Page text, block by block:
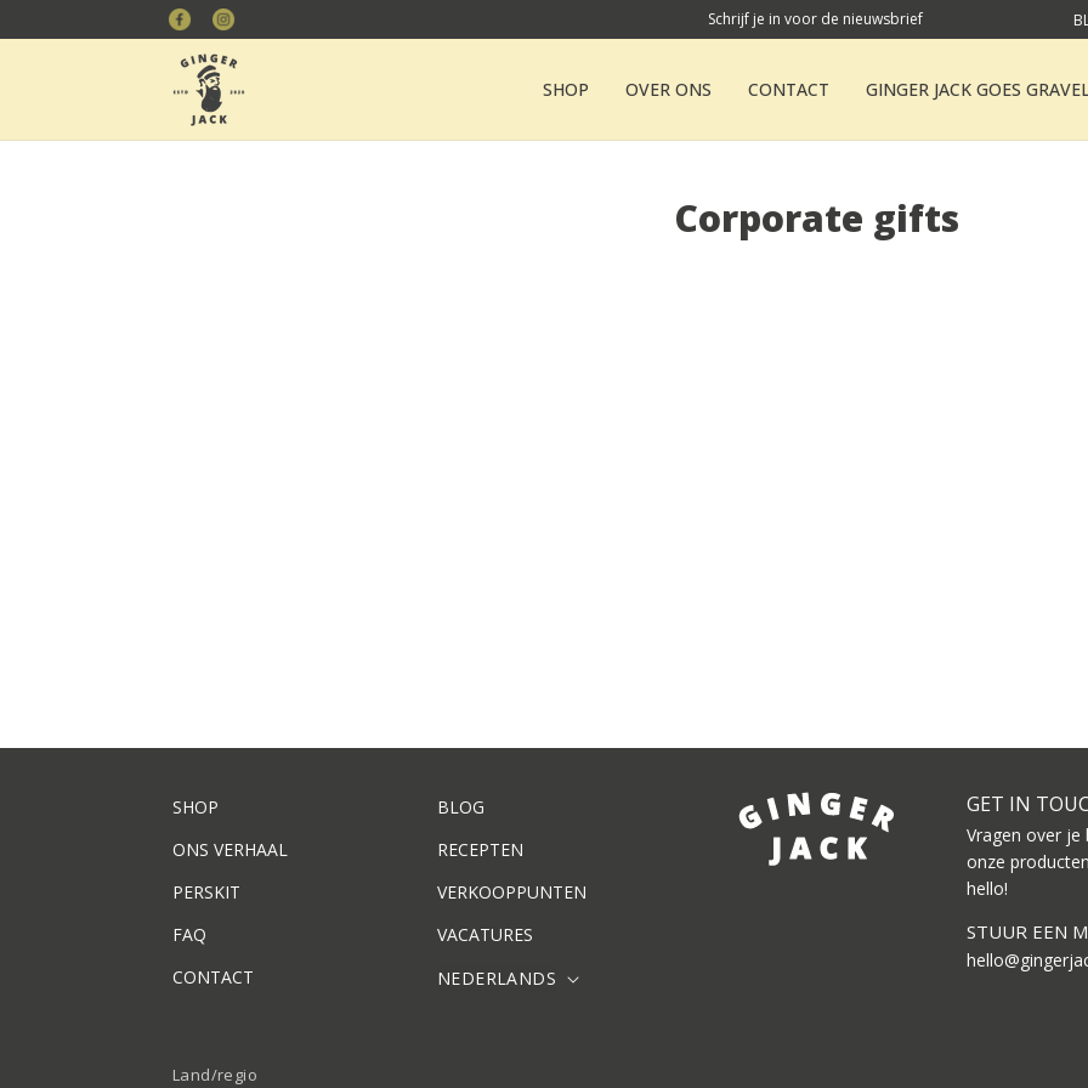
NAAR DE
FacebookInstagram Schrijf je in voor de nieuwsbrief
SHOP OVER ONS CONTACT GINGER JACK GOES GRAVEL
Corporate gifts
SHOP
ONS VERHAAL
PERSKIT
FAQ
CONTACT
BLOG
RECEPTEN
VERKOOPPUNTEN
VACATURES
NEDERLANDS
GET IN
Vragen over je
onze
hello!
STUUR EEN
Land/regio